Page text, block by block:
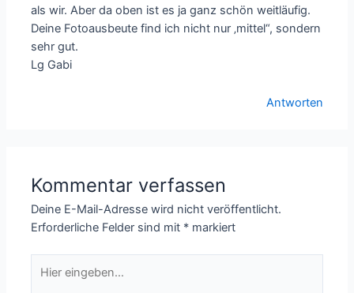
als wir. Aber da oben ist es ja ganz schön weitläufig.
Deine Fotoausbeute find ich nicht nur ‚mittel“, sondern
sehr gut.
Lg Gabi
Antworten
Kommentar verfassen
Deine E-Mail-Adresse wird nicht veröffentlicht.
Erforderliche Felder sind mit * markiert
eingeben…